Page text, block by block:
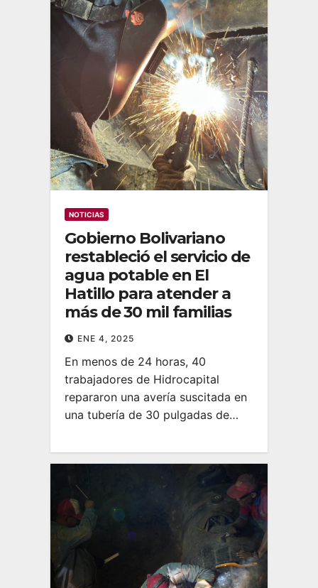
NOTICIAS
Gobierno Bolivariano
restableció el servicio de
agua potable en El
Hatillo para atender a
más de 30 mil familias
ENE 4, 2025
En menos de 24 horas, 40
trabajadores de Hidrocapital
repararon una avería suscitada en
una tubería de 30 pulgadas de…